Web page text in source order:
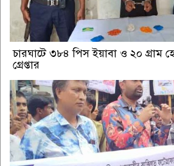
চারঘাটে ৩৮৪ পিস ইয়াবা ও ২০
গ্রেপ্তার